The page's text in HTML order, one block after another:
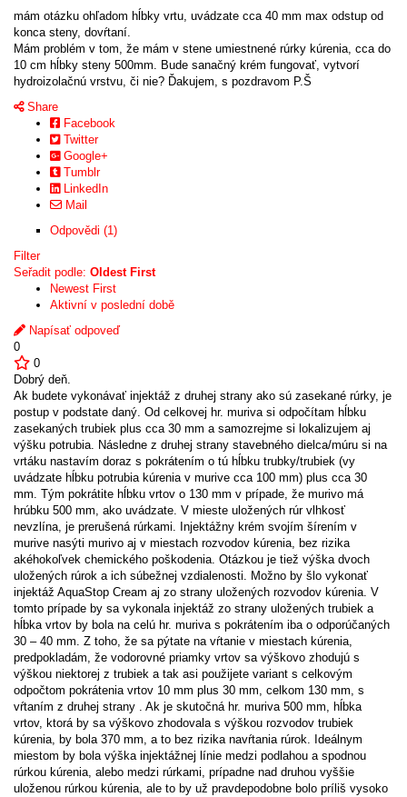
mám otázku ohľadom hĺbky vrtu, uvádzate cca 40 mm max odstup od
konca steny, dovŕtaní.
Mám problém v tom, že mám v stene umiestnené rúrky kúrenia, cca do
10 cm hĺbky steny 500mm. Bude sanačný krém fungovať, vytvorí
hydroizolačnú vrstvu, či nie? Ďakujem, s pozdravom P.Š
Share
Facebook
Twitter
Google+
Tumblr
LinkedIn
Mail
Odpovědi (1)
Filter
Seřadit podle: Oldest First
Newest First
Aktivní v poslední době
Napísať odpoveď
0
0
Dobrý deň.
Ak budete vykonávať injektáž z druhej strany ako sú zasekané rúrky, je
postup v podstate daný. Od celkovej hr. muriva si odpočítam hĺbku
zasekaných trubiek plus cca 30 mm a samozrejme si lokalizujem aj
výšku potrubia. Následne z druhej strany stavebného dielca/múru si na
vrtáku nastavím doraz s pokrátením o tú hĺbku trubky/trubiek (vy
uvádzate hĺbku potrubia kúrenia v murive cca 100 mm) plus cca 30
mm. Tým pokrátite hĺbku vrtov o 130 mm v prípade, že murivo má
hrúbku 500 mm, ako uvádzate. V mieste uložených rúr vlhkosť
nevzlína, je prerušená rúrkami. Injektážny krém svojím šírením v
murive nasýti murivo aj v miestach rozvodov kúrenia, bez rizika
akéhokoľvek chemického poškodenia. Otázkou je tiež výška dvoch
uložených rúrok a ich súbežnej vzdialenosti. Možno by šlo vykonať
injektáž AquaStop Cream aj zo strany uložených rozvodov kúrenia. V
tomto prípade by sa vykonala injektáž zo strany uložených trubiek a
hĺbka vrtov by bola na celú hr. muriva s pokrátením iba o odporúčaných
30 – 40 mm. Z toho, že sa pýtate na vŕtanie v miestach kúrenia,
predpokladám, že vodorovné priamky vrtov sa výškovo zhodujú s
výškou niektorej z trubiek a tak asi použijete variant s celkovým
odpočtom pokrátenia vrtov 10 mm plus 30 mm, celkom 130 mm, s
vŕtaním z druhej strany . Ak je skutočná hr. muriva 500 mm, hĺbka
vrtov, ktorá by sa výškovo zhodovala s výškou rozvodov trubiek
kúrenia, by bola 370 mm, a to bez rizika navŕtania rúrok. Ideálnym
miestom by bola výška injektážnej línie medzi podlahou a spodnou
rúrkou kúrenia, alebo medzi rúrkami, prípadne nad druhou vyššie
uloženou rúrkou kúrenia, ale to by už pravdepodobne bolo príliš vysoko